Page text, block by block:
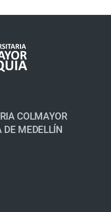
COLMAYOR
MEDELLÍN